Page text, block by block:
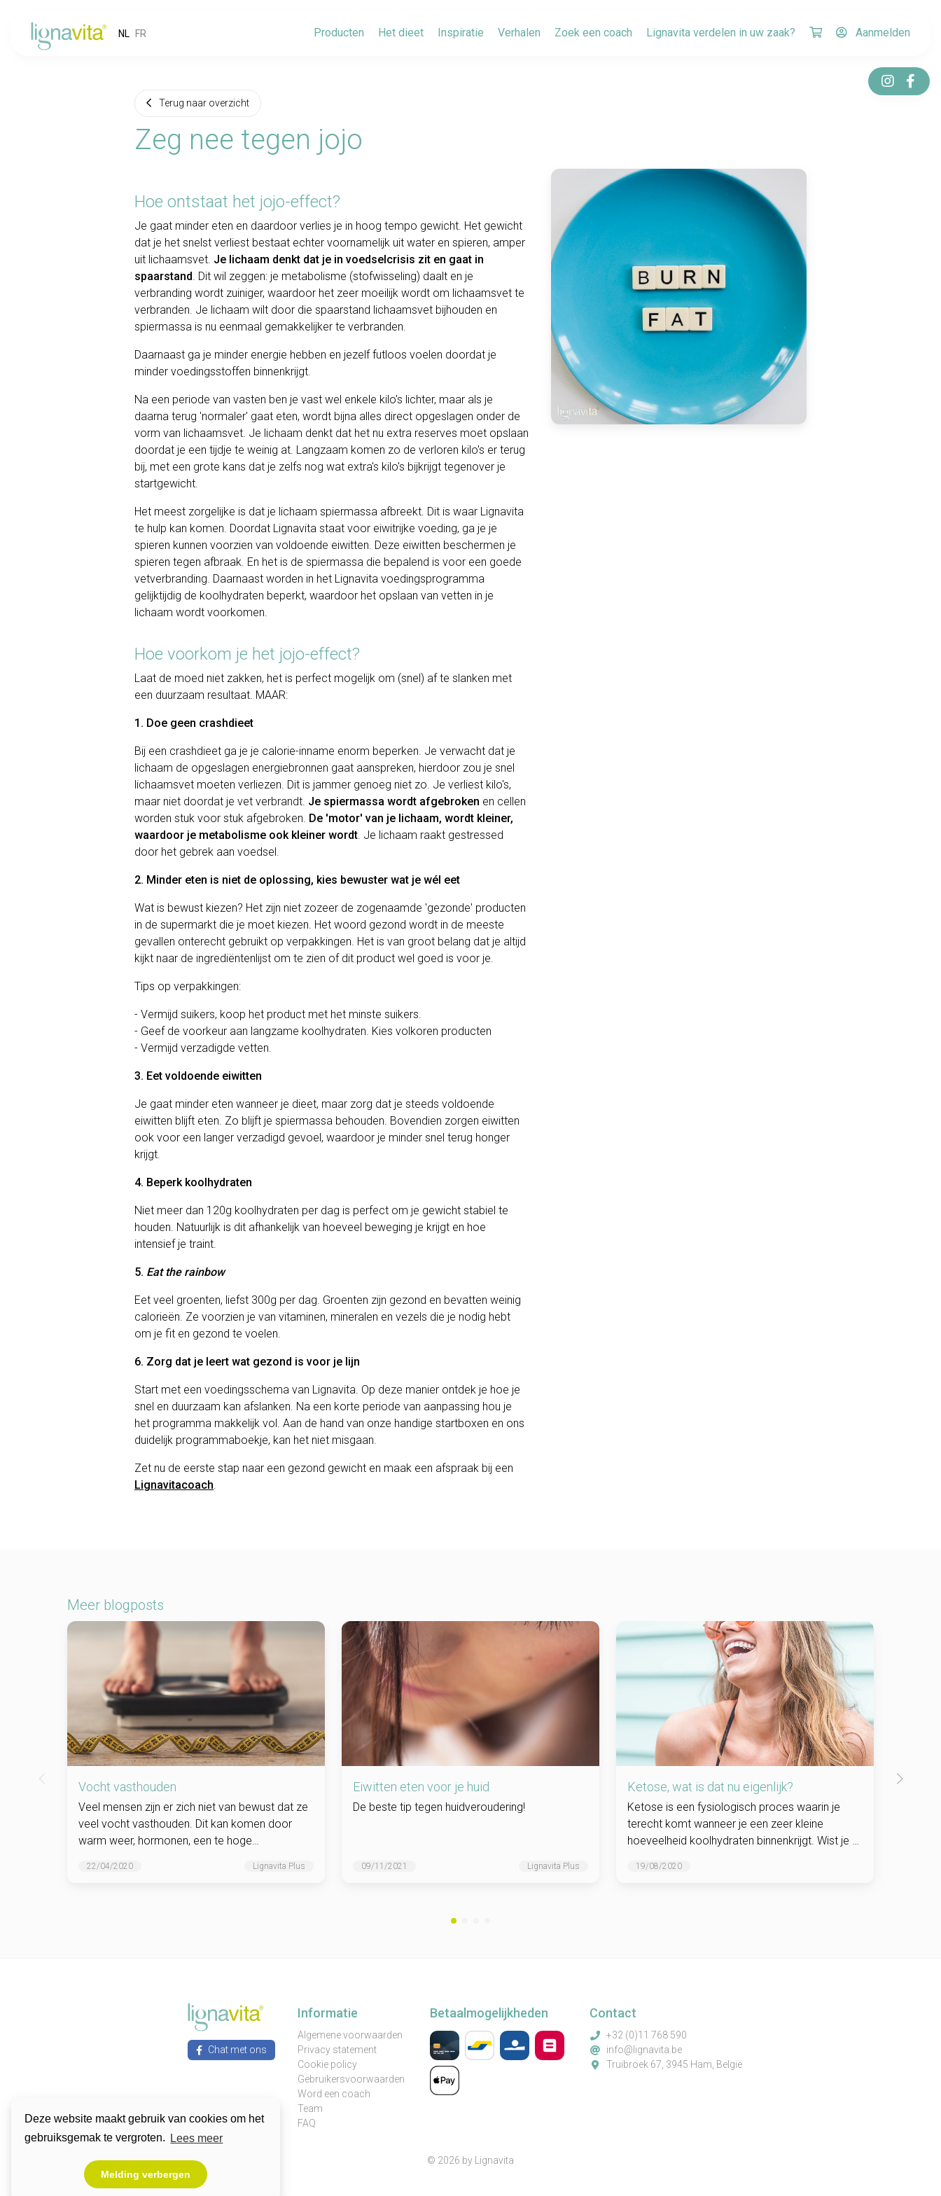
Deze website maakt gebruik van cookies om het
gebruiksgemak te vergroten.
Lees meer
Melding verbergen
NL FR Producten Het dieet Inspiratie Verhalen Zoek een coach Lignavita verdelen in uw zaak? Aanmelden
Terug naar overzicht
Zeg nee tegen jojo
Hoe ontstaat het jojo-effect?
Je gaat minder eten en daardoor verlies je in hoog tempo gewicht. Het gewicht
dat je het snelst verliest bestaat echter voornamelijk uit water en spieren, amper
uit lichaamsvet. Je lichaam denkt dat je in voedselcrisis zit en gaat in
spaarstand. Dit wil zeggen: je metabolisme (stofwisseling) daalt en je
verbranding wordt zuiniger, waardoor het zeer moeilijk wordt om lichaamsvet te
verbranden. Je lichaam wilt door die spaarstand lichaamsvet bijhouden en
spiermassa is nu eenmaal gemakkelijker te verbranden.
Daarnaast ga je minder energie hebben en jezelf futloos voelen doordat je
minder voedingsstoffen binnenkrijgt.
Na een periode van vasten ben je vast wel enkele kilo's lichter, maar als je
daarna terug 'normaler' gaat eten, wordt bijna alles direct opgeslagen onder de
vorm van lichaamsvet. Je lichaam denkt dat het nu extra reserves moet opslaan
doordat je een tijdje te weinig at. Langzaam komen zo de verloren kilo's er terug
bij, met een grote kans dat je zelfs nog wat extra's kilo's bijkrijgt tegenover je
startgewicht.
Het meest zorgelijke is dat je lichaam spiermassa afbreekt. Dit is waar Lignavita
te hulp kan komen. Doordat Lignavita staat voor eiwitrijke voeding, ga je je
spieren kunnen voorzien van voldoende eiwitten. Deze eiwitten beschermen je
spieren tegen afbraak. En het is de spiermassa die bepalend is voor een goede
vetverbranding. Daarnaast worden in het Lignavita voedingsprogramma
gelijktijdig de koolhydraten beperkt, waardoor het opslaan van vetten in je
lichaam wordt voorkomen.
Hoe voorkom je het jojo-effect?
Laat de moed niet zakken, het is perfect mogelijk om (snel) af te slanken met
een duurzaam resultaat. MAAR:
1. Doe geen crashdieet
Bij een crashdieet ga je je calorie-inname enorm beperken. Je verwacht dat je
lichaam de opgeslagen energiebronnen gaat aanspreken, hierdoor zou je snel
lichaamsvet moeten verliezen. Dit is jammer genoeg niet zo. Je verliest kilo's,
maar niet doordat je vet verbrandt. Je spiermassa wordt afgebroken en cellen
worden stuk voor stuk afgebroken. De 'motor' van je lichaam, wordt kleiner,
waardoor je metabolisme ook kleiner wordt. Je lichaam raakt gestressed
door het gebrek aan voedsel.
2. Minder eten is niet de oplossing, kies bewuster wat je wél eet
Wat is bewust kiezen? Het zijn niet zozeer de zogenaamde 'gezonde' producten
in de supermarkt die je moet kiezen. Het woord gezond wordt in de meeste
gevallen onterecht gebruikt op verpakkingen. Het is van groot belang dat je altijd
kijkt naar de ingrediëntenlijst om te zien of dit product wel goed is voor je.
Tips op verpakkingen:
- Vermijd suikers, koop het product met het minste suikers.
- Geef de voorkeur aan langzame koolhydraten. Kies volkoren producten
- Vermijd verzadigde vetten.
3. Eet voldoende eiwitten
Je gaat minder eten wanneer je dieet, maar zorg dat je steeds voldoende
eiwitten blijft eten. Zo blijft je spiermassa behouden. Bovendien zorgen eiwitten
ook voor een langer verzadigd gevoel, waardoor je minder snel terug honger
krijgt.
4. Beperk koolhydraten
Niet meer dan 120g koolhydraten per dag is perfect om je gewicht stabiel te
houden. Natuurlijk is dit afhankelijk van hoeveel beweging je krijgt en hoe
intensief je traint.
5. Eat the rainbow
Eet veel groenten, liefst 300g per dag. Groenten zijn gezond en bevatten weinig
calorieën. Ze voorzien je van vitaminen, mineralen en vezels die je nodig hebt
om je fit en gezond te voelen.
6. Zorg dat je leert wat gezond is voor je lijn
Start met een voedingsschema van Lignavita. Op deze manier ontdek je hoe je
snel en duurzaam kan afslanken. Na een korte periode van aanpassing hou je
het programma makkelijk vol. Aan de hand van onze handige startboxen en ons
duidelijk programmaboekje, kan het niet misgaan.
Zet nu de eerste stap naar een gezond gewicht en maak een afspraak bij een
Lignavitacoach.
Meer blogposts
Vocht vasthouden
Veel mensen zijn er zich niet van bewust dat ze
veel vocht vasthouden. Dit kan komen door
warm weer, hormonen, een te hoge
eetpatroon...
22/04/2020 Lignavita Plus
Eiwitten eten voor je huid
De beste tip tegen huidveroudering!
09/11/2021 Lignavita Plus
Ketose, wat is dat nu eigenlijk?
Ketose is een fysiologisch proces waarin je
terecht komt wanneer je een zeer kleine
hoeveelheid koolhydraten binnenkrijgt. Wist je al
beperkte opname van suikers en koolhydraten.
19/08/2020
Chat met ons
Informatie
Algemene voorwaarden
Privacy statement
Cookie policy
Gebruikersvoorwaarden
Word een coach
Team
FAQ
Betaalmogelijkheden Contact
+32 (0)11 768 590
info@lignavita.be
Truibroek 67, 3945 Ham, België
© 2026 by Lignavita